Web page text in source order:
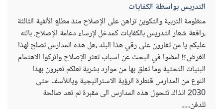
التدريس بواسطة الكفايات
منظومة التربية والتكوين تراهن على الإصلاح منذ مطلع الألفية الثالثة
،رافعة شعار التدريس بالكفايات كمدخل لإرساء دعامة الإصلاح. بالله
عليكم يا من تغارون على رقي هذا البلد ،هل هذه المدارس تصلح لهذا
الغرض؟! امضوا في البحث عن اسباب تعثر الإصلاح واتركوا الاهتمام
البنيات التحتية وما تعلق بها من موارد بشرية لعلكم تعبرون بهذا
النوع من المدارس قنطرة الرؤية الاستراتيجية وياللأسف حتى
2030 انذاك تتحول هذه المدارس الى مقبرة لم تعد صالحة
للدفن......